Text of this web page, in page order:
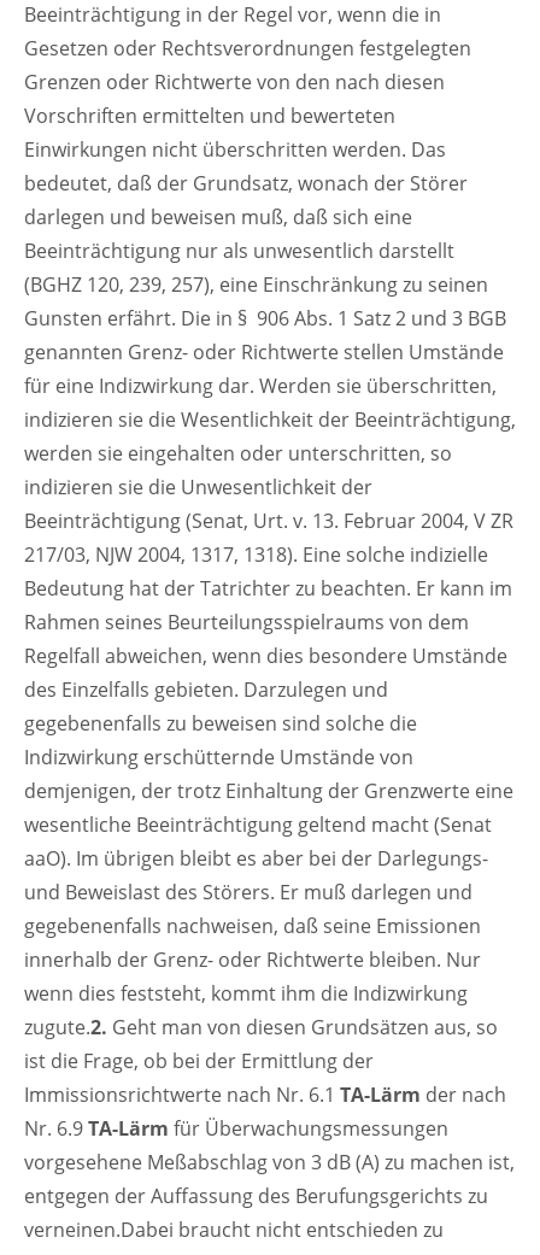
Beeinträchtigung in der Regel vor, wenn die in
Gesetzen oder Rechtsverordnungen festgelegten
Grenzen oder Richtwerte von den nach diesen
Vorschriften ermittelten und bewerteten
Einwirkungen nicht überschritten werden. Das
bedeutet, daß der Grundsatz, wonach der Störer
darlegen und beweisen muß, daß sich eine
Beeinträchtigung nur als unwesentlich darstellt
(BGHZ 120, 239, 257), eine Einschränkung zu seinen
Gunsten erfährt. Die in § 906 Abs. 1 Satz 2 und 3 BGB
genannten Grenz- oder Richtwerte stellen Umstände
für eine Indizwirkung dar. Werden sie überschritten,
indizieren sie die Wesentlichkeit der Beeinträchtigung,
werden sie eingehalten oder unterschritten, so
indizieren sie die Unwesentlichkeit der
Beeinträchtigung (Senat, Urt. v. 13. Februar 2004, V ZR
217/03, NJW 2004, 1317, 1318). Eine solche indizielle
Bedeutung hat der Tatrichter zu beachten. Er kann im
Rahmen seines Beurteilungsspielraums von dem
Regelfall abweichen, wenn dies besondere Umstände
des Einzelfalls gebieten. Darzulegen und
gegebenenfalls zu beweisen sind solche die
Indizwirkung erschütternde Umstände von
demjenigen, der trotz Einhaltung der Grenzwerte eine
wesentliche Beeinträchtigung geltend macht (Senat
aaO). Im übrigen bleibt es aber bei der Darlegungs-
und Beweislast des Störers. Er muß darlegen und
gegebenenfalls nachweisen, daß seine Emissionen
innerhalb der Grenz- oder Richtwerte bleiben. Nur
wenn dies feststeht, kommt ihm die Indizwirkung
zugute.2. Geht man von diesen Grundsätzen aus, so
ist die Frage, ob bei der Ermittlung der
Immissionsrichtwerte nach Nr. 6.1 TA-Lärm der nach
Nr. 6.9TA-Lärm für Überwachungsmessungen
vorgesehene Meßabschlag von 3 dB (A) zu machen ist,
entgegen der Auffassung des Berufungsgerichts zu
verneinen.Dabei braucht nicht entschieden zu